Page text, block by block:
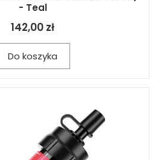
- Teal
142,00 zł
Do koszyka